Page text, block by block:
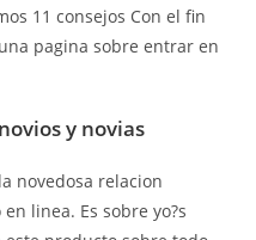
11 consejos Con el fin
pagina sobre entrar en
y novias
novedosa relacion
li­nea. Es sobre yo?s